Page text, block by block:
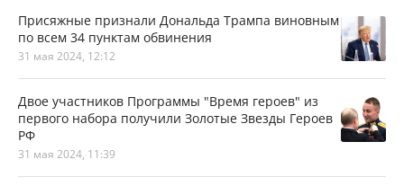
Присяжные признали Дональда Трампа виновным
по всем 34 пунктам обвинения
31 мая 2024, 12:12
Двое участников Программы "Время героев" из
первого набора получили Золотые Звезды Героев
РФ
31 мая 2024, 11:39